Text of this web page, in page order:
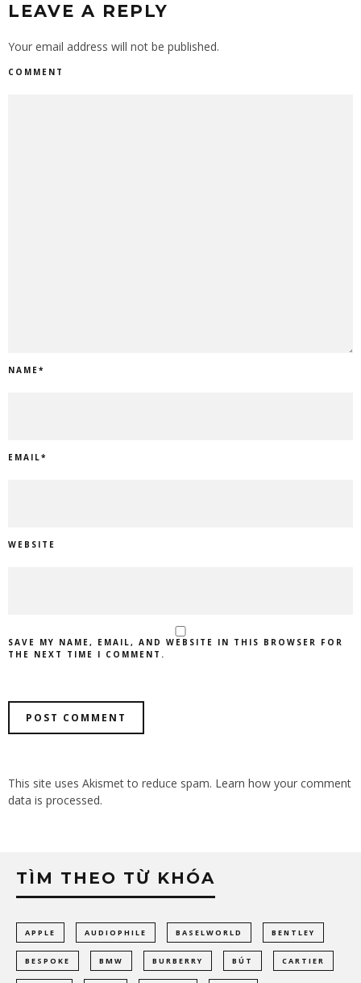
LEAVE A REPLY
Your email address will not be published.
COMMENT
NAME*
EMAIL*
WEBSITE
SAVE MY NAME, EMAIL, AND WEBSITE IN THIS BROWSER FOR
THE NEXT TIME I COMMENT.
This site uses Akismet to reduce spam. Learn how your comment
data is processed.
TÌM THEO TỪ KHÓA
APPLE AUDIOPHILE BASELWORLD BENTLEY
BESPOKE BMW BURBERRY BÚT CARTIER